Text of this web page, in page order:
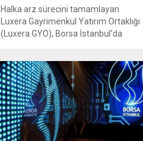
Halka arz sürecini tamamlayan
Luxera Gayrimenkul Yatırım Ortaklığı
(Luxera GYO), Borsa İstanbul'da